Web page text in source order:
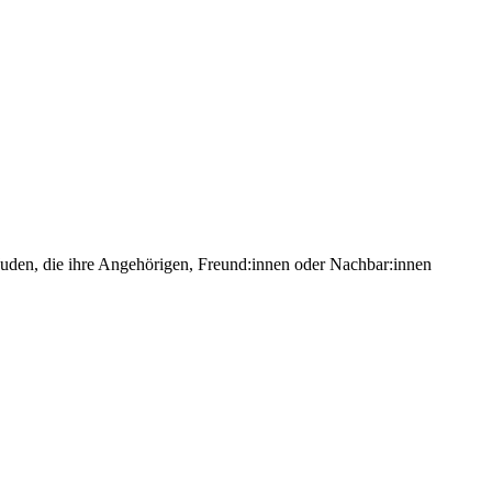
die ihre Angehörigen, Freund:innen oder Nachbar:innen